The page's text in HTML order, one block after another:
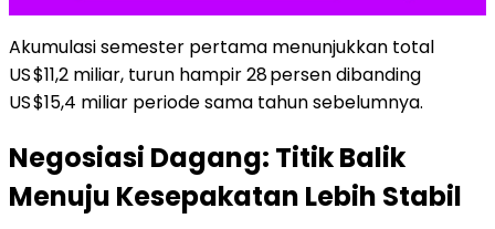
Akumulasi semester pertama menunjukkan total
US $11,2 miliar, turun hampir 28 persen dibanding
US $15,4 miliar periode sama tahun sebelumnya.
Negosiasi Dagang: Titik Balik
Menuju Kesepakatan Lebih Stabil